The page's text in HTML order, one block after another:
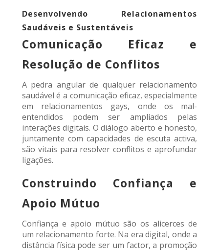
Desenvolvendo Relacionamentos
Saudáveis ​​e Sustentáveis
Comunicação Eficaz e
Resolução de Conflitos
A pedra angular de qualquer relacionamento
saudável é a comunicação eficaz, especialmente
em relacionamentos gays, onde os mal-
entendidos podem ser ampliados pelas
interações digitais. O diálogo aberto e honesto,
juntamente com capacidades de escuta activa,
são vitais para resolver conflitos e aprofundar
ligações.
Construindo Confiança e
Apoio Mútuo
Confiança e apoio mútuo são os alicerces de
um relacionamento forte. Na era digital, onde a
distância física pode ser um factor, a promoção